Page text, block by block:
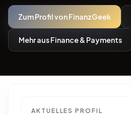
Zum Profil von FinanzGeek
Mehr aus Finance & Payments
AKTUELLES PROFIL